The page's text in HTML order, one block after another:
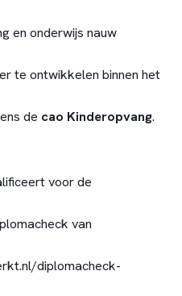
en onderwijs nauw
te ontwikkelen binnen het
de cao Kinderopvang.
voor de
van
diplomacheck-